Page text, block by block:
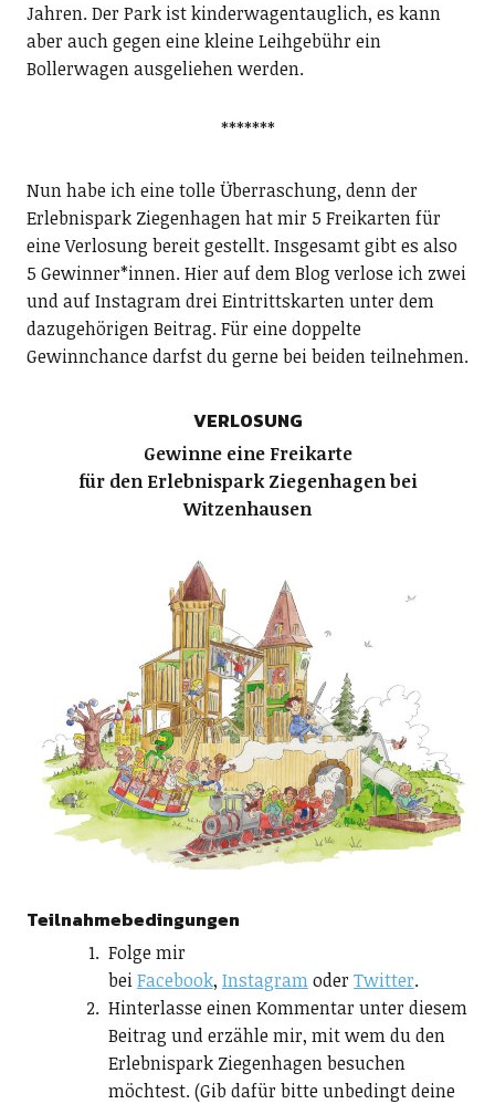
Jahren. Der Park ist kinderwagentauglich, es kann
aber auch gegen eine kleine Leihgebühr ein
Bollerwagen ausgeliehen werden.
*******
Nun habe ich eine tolle Überraschung, denn der
Erlebnispark Ziegenhagen hat mir 5 Freikarten für
eine Verlosung bereit gestellt. Insgesamt gibt es also
5 Gewinner*innen. Hier auf dem Blog verlose ich zwei
und auf Instagram drei Eintrittskarten unter dem
dazugehörigen Beitrag. Für eine doppelte
Gewinnchance darfst du gerne bei beiden teilnehmen.
VERLOSUNG
Gewinne eine Freikarte
für den Erlebnispark Ziegenhagen bei
Witzenhausen
Teilnahmebedingungen
Folge mir
beiFacebook, InstagramoderTwitter.
Hinterlasse einen Kommentar unter diesem
Beitrag und erzähle mir, mit wem du den
Erlebnispark Ziegenhagen besuchen
möchtest. (Gib dafür bitte unbedingt deine